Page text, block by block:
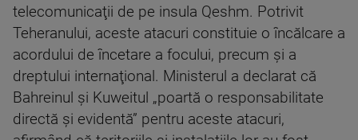
telecomunicaţii de pe insula Qeshm. Potrivit
Teheranului, aceste atacuri constituie o încălcare a
acordului de încetare a focului, precum şi a
dreptului internaţional. Ministerul a declarat că
Bahreinul și Kuweitul „poartă o responsabilitate
directă şi evidentă” pentru aceste atacuri,